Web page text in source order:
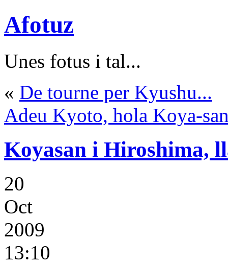
Afotuz
Unes fotus i tal...
« De tourne per Kyushu...
Adeu Kyoto, hola Koya-
Koyasan i Hiroshima,
20
Oct
2009
13:10